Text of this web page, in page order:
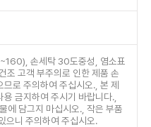
손세탁 30도중성, 염소표
조 고객 부주의로 인한 제품 손
로 주의하여 주십시오., 본 제
금지하여 주시기 바랍니다.,
에 담그지 마십시오., 작은 부품
으니 주의하여 주십시오.